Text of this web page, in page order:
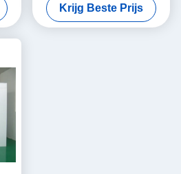
Krijg Beste Prijs